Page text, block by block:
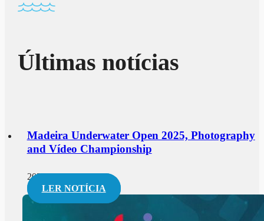
Últimas notícias
Madeira Underwater Open 2025, Photography
and Vídeo Championship
2025-01-15
LER NOTÍCIA